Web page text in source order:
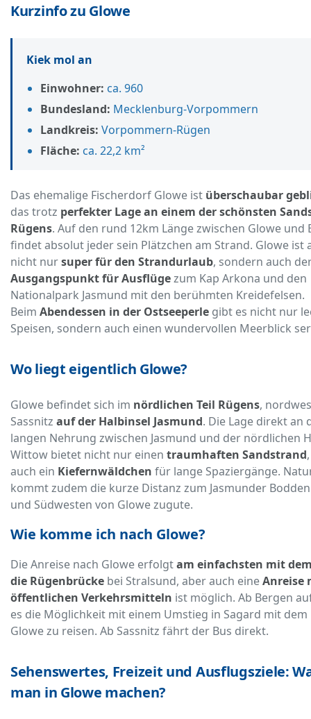
Kurzinfo zu Glowe
Kiek mol an
Einwohner: ca. 960
Bundesland: Mecklenburg-Vorpommern
Landkreis: Vorpommern-Rügen
Fläche: ca. 22,2 km²
Das ehemalige Fischerdorf Glowe ist überschaubar
das trotz perfekter Lage an einem der schönsten
Rügens. Auf den rund 12km Länge zwischen Glowe und
findet absolut jeder sein Plätzchen am Strand. Glowe ist
nicht nursuper für den Strandurlaub, sondern auch
Ausgangspunkt für Ausflügezum Kap Arkona und den
Nationalpark Jasmund mit den berühmten Kreidefelsen.
Beim Abendessen in der Ostseeperle gibt es nicht nur
Speisen, sondern auch einen wundervollen Meerblick
Wo liegt eigentlich Glowe?
Glowe befindet sich im nördlichen Teil Rügens,
Sassnitz auf der Halbinsel Jasmund. Die Lage direkt an
langen Nehrung zwischen Jasmund und der nördlichen
Wittow bietet nicht nur einen traumhaften Sandstrand
auch ein Kiefernwäldchen für lange Spaziergänge.
kommt zudem die kurze Distanz zum Jasmunder
und Südwesten von Glowe zugute.
Wie komme ich nach Glowe?
Die Anreise nach Glowe erfolgtam einfachsten mit
die Rügenbrücke bei Stralsund, aber auch eineAnreise
öffentlichen Verkehrsmitteln ist möglich. Ab Bergen
es die Möglichkeit mit einem Umstieg in Sagard mit dem
Glowe zu reisen. Ab Sassnitz fährt der Bus direkt.
Sehenswertes, Freizeit und Ausflugsziele:
man in Glowe machen?